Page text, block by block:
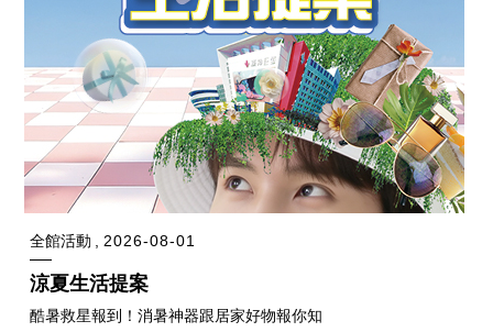
全館活動 2026-08-01
涼夏生活提案
酷暑救星報到！消暑神器跟居家好物報你知